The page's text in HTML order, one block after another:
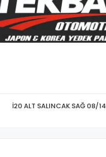
İ20 ALT SALINCAK SAĞ 08/14